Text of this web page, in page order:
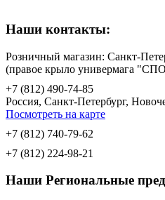
Наши контакты:
Розничный магазин: Санкт-
(правое крыло универмага
+7 (812) 490-74-85
Россия, Санкт-Петербург,
Посмотреть на карте
+7 (812) 740-79-62
+7 (812) 224-98-21
Наши Региональные